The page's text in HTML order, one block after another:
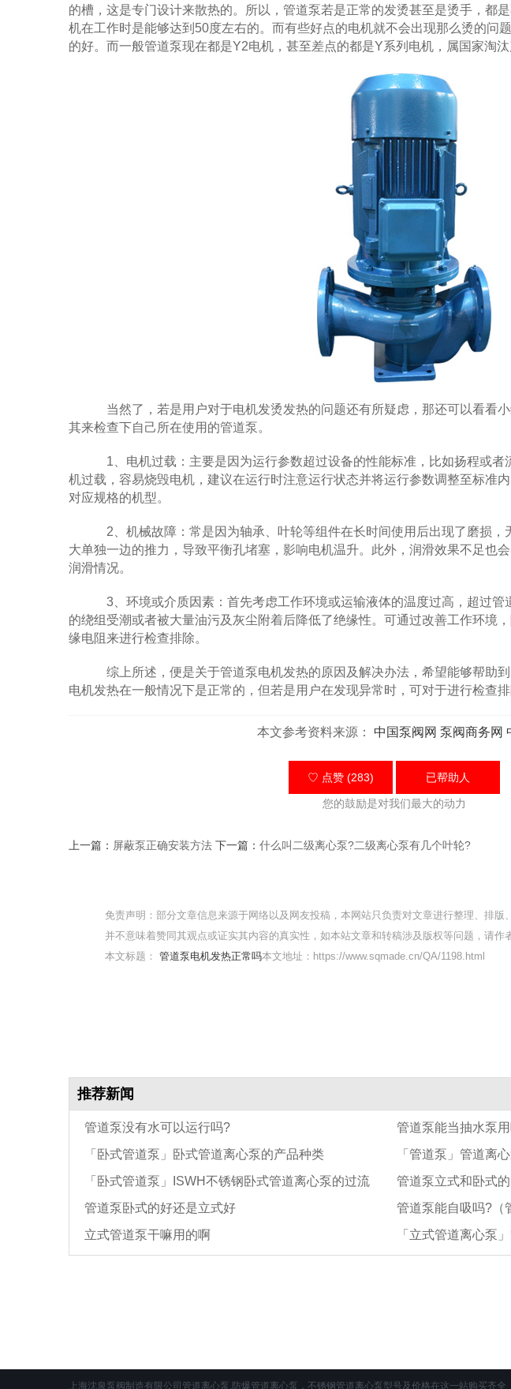
的槽，这是专门设计来散热的。所以，管道泵若是正常的发烫甚至是烫手，都
机在工作时是能够达到50度左右的。而有些好点的电机就不会出现那么烫的问
的好。而一般管道泵现在都是Y2电机，甚至差点的都是Y系列电机，属国家淘汰
当然了，若是用户对于电机发烫发热的问题还有所疑虑，那还可以看看
其来检查下自己所在使用的管道泵。
1、电机过载：主要是因为运行参数超过设备的性能标准，比如扬程或者
机过载，容易烧毁电机，建议在运行时注意运行状态并将运行参数调整至标准
对应规格的机型。
2、机械故障：常是因为轴承、叶轮等组件在长时间使用后出现了磨损，
大单独一边的推力，导致平衡孔堵塞，影响电机温升。此外，润滑效果不足也
润滑情况。
3、环境或介质因素：首先考虑工作环境或运输液体的温度过高，超过管
的绕组受潮或者被大量油污及灰尘附着后降低了绝缘性。可通过改善工作环境
缘电阻来进行检查排除。
综上所述，便是关于管道泵电机发热的原因及解决办法，希望能够帮助
电机发热在一般情况下是正常的，但若是用户在发现异常时，可对于进行检查
本文参考资料来源： 中国泵阀网 泵阀商务网
♡ 点赞 (283) 已帮助人
您的鼓励是对我们最大的动力
上一篇： 屏蔽泵正确安装方法 下一篇： 什么叫二级离心泵?二级离心泵有几个叶轮?
免责声明：部分文章信息来源于网络以及网友投稿，本网站只负责对文章进行整理、排版
并不意味着赞同其观点或证实其内容的真实性，如本站文章和转稿涉及版权等问题，请作
本文标题： 管道泵电机发热正常吗本文地址：https://www.sqmade.cn/QA/1198.html
推荐新闻
管道泵没有水可以运行吗? 管道泵能当抽水泵
「卧式管道泵」卧式管道离心泵的产品种类
「管道泵」管道离
「卧式管道泵」ISWH不锈钢卧式管道离心泵的过流
部件材质
管道泵立式和卧式的
管道泵卧式的好还是立式好
管道泵能自吸吗?（
立式管道泵干嘛用的啊
「立式管道离心泵
上海沈泉泵阀制造有限公司管道离心泵,防爆管道离心泵，不锈钢管道离心泵型号及价格在这一站购买齐